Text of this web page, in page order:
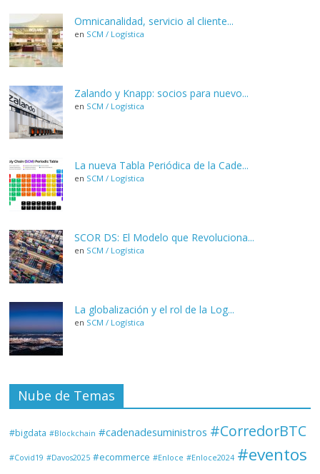
Omnicanalidad, servicio al cliente...
en SCM / Logística
Zalando y Knapp: socios para nuevo...
en SCM / Logística
La nueva Tabla Periódica de la Cade...
en SCM / Logística
SCOR DS: El Modelo que Revoluciona...
en SCM / Logística
La globalización y el rol de la Log...
en SCM / Logística
Nube de Temas
#bigdata #Blockchain #cadenadesuministros #CorredorBTC
#Covid19 #Davos2025 #ecommerce #Enloce #Enloce2024 #eventos